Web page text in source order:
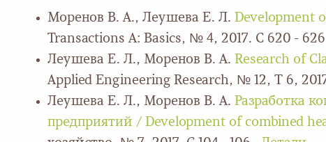
Моренов В. А., Леушева Е. Л. Development
Transactions A: Basics, № 4, 2017. С 620 -
Леушева Е. Л., Моренов В. А. Research of
Applied Engineering Research, № 12, Т 6,
Леушева Е. Л., Моренов В. А. Разработка
предприятий / Development of combined